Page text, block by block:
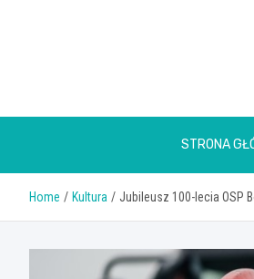
STRONA
Home Kultura Jubileusz 100-lecia OSP